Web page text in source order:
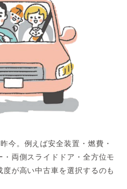
今。例えば安全装置・燃費・
両側スライドドア・全方位モ
が高い中古車を選択するのも